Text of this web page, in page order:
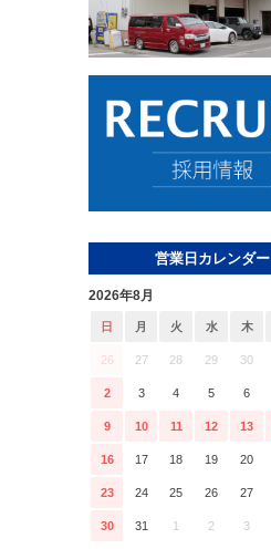
営業日カレンダー
2026年8月
日 月 火 水 木
26 27 28 29 30
2 3 4 5 6
9 10 11 12 13
16 17 18 19 20
23 24 25 26 27
30 31 1 2 3